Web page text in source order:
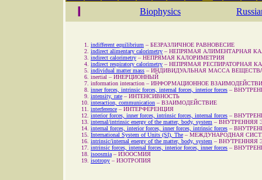
I Biophysics
indifferent equilibrium – БЕЗРАЗЛИЧНОЕ РАВНОВЕСИЕ
indirect alimentary calorimetry – НЕПРЯМАЯ АЛИМЕНТАРНАЯ
indirect calorimetry – НЕПРЯМАЯ КАЛОРИМЕТРИЯ
indirect respiratory calorimetry – НЕПРЯМАЯ РЕСПИРАТОРНАЯ
individual matter mass – ИНДИВИДУАЛЬНАЯ МАССА
inertial – ИНЕРЦИОННЫЙ
information interaction – ИНФОРМАЦИОННОЕ
inner forces, intrinsic forces, internal forces, interior forces –
intensity, rate – ИНТЕНСИВНОСТЬ
interaction, communication – ВЗАИМОДЕЙСТВИЕ
interference – ИНТЕРФЕРЕНЦИЯ
interior forces, inner forces, intrinsic forces, internal forces –
internal/intrinsic energy of the matter, body, system – ВНУТРЕННЯЯ
internal forces, interior forces, inner forces, intrinsic forces –
International System of Units (SI), The – МЕЖДУНАРОДНАЯ
intrinsic/internal energy of the matter, body, system – ВНУТРЕННЯЯ
intrinsic forces, internal forces, interior forces, inner forces –
isoosmia – ИЗООСМИЯ
isotropy – ИЗОТРОПИЯ